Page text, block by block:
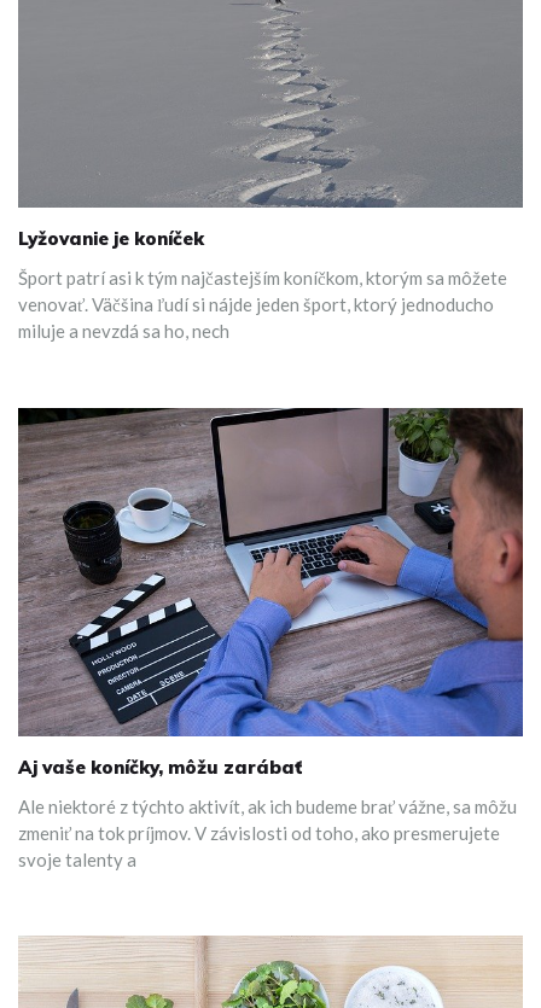
Lyžovanie je koníček
Šport patrí asi k tým najčastejším koníčkom, ktorým sa môžete
venovať. Väčšina ľudí si nájde jeden šport, ktorý jednoducho
miluje a nevzdá sa ho, nech
Aj vaše koníčky, môžu zarábať
Ale niektoré z týchto aktivít, ak ich budeme brať vážne, sa môžu
zmeniť na tok príjmov. V závislosti od toho, ako presmerujete
svoje talenty a